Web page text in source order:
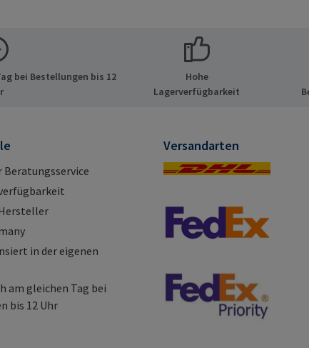
bei Bestellungen bis 12
Hohe
Lagerverfügbarkeit
Beratungsservice
in der eigenen
am gleichen Tag bei
bis 12 Uhr
Versandarten